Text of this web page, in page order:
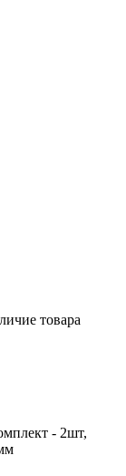
товара
- 2шт,